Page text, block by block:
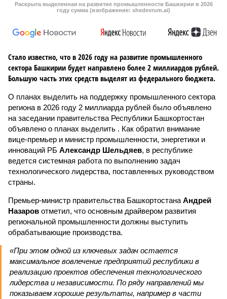
Раскрыта выделенная на развитие промышленности Башкирии в 2026
году сумма (изображение: shedevrum.ai)
Стало известно, что в 2026 году на развитие промышленного
сектора Башкирии будет направлено более 2 миллиардов рублей.
Большую часть этих средств выделят из федерального бюджета.
О планах выделить на поддержку промышленного сектора
региона в 2026 году 2 миллиарда рублей было объявлено
на заседании правительства Республики Башкортостан
объявлено о планах выделить . Как обратил внимание
вице-премьер и министр промышленности, энергетики и
инноваций РБ Александр Шельдяев, в республике
ведется системная работа по выполнению задач
технологического лидерства, поставленных руководством
страны.
Премьер-министр правительства Башкортостана Андрей
Назаров отметил, что основным драйвером развития
региональной промышленности должны выступить
обрабатывающие производства.
«При этом одной из ключевых задач остается
максимальное вовлечение предприятий республики в
реализацию проектов обеспечения технологического
лидерства и независимости. По ряду направлений мы
показываем хорошие результаты, например в части